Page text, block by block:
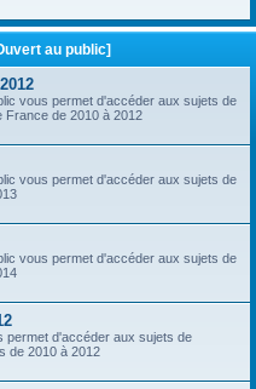
au public]
vous permet d'accéder aux sujets de
de 2010 à 2012
vous permet d'accéder aux sujets de
vous permet d'accéder aux sujets de
permet d'accéder aux sujets de
de 2010 à 2012